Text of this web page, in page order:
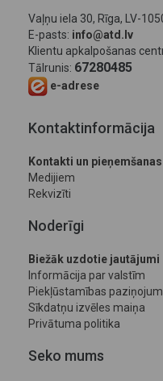
Vaļņu iela 30, Rīga, LV-
E-pasts: info@atd.lv
Klientu apkalpošanas
Tālrunis: 67280485
e-adrese
Kontaktinformācija
Kontakti un
Medijiem
Rekvizīti
Noderīgi
Biežāk uzdotie jautājumi
Informācija par valstīm
Piekļūstamības
Sīkdatņu izvēles maiņa
Privātuma politika
Seko mums